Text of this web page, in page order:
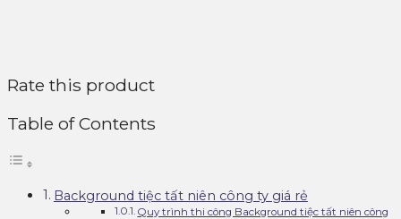
Rate this product
Table of Contents
Background tiệc tất niên công ty giá rẻ
Quy trình thi công Background tiệc tất niên công